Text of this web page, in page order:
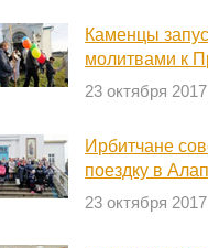
Каменцы
молитвами к
23 октября 2017
Ирбитчане
поездку в
23 октября 2017